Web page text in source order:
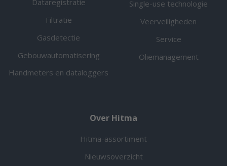
Filtratie
Gasdetectie
Gebouwautomatisering
Handmeters en dataloggers
Single-use technologie
Veerveiligheden
Service
Oliemanagement
Over Hitma
Hitma-assortiment
Nieuwsoverzicht